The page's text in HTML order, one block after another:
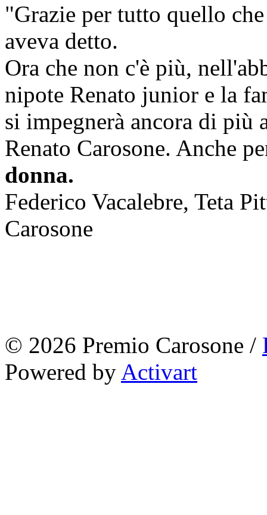
"Grazie per tutto quello
aveva detto.
Ora che non c'è più,
nipote Renato junior e la
si impegnerà ancora di più
Renato Carosone. Anche
donna.
Federico Vacalebre, Teta
Carosone
© 2026 Premio Carosone /
Powered by Activart